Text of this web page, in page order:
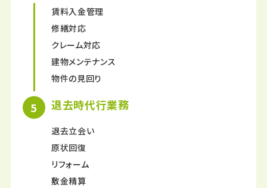
賃料入金管理
修繕対応
クレーム対応
建物メンテナンス
物件の見回り
退去時代行業務
退去立会い
原状回復
リフォーム
敷金精算